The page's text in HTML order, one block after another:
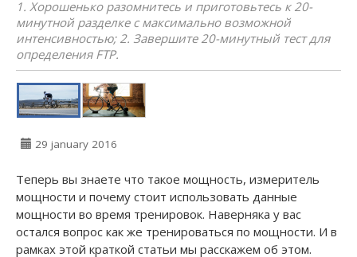
1. Хорошенько разомнитесь и приготовьтесь к 20-
минутной разделке с максимально возможной
интенсивностью; 2. Завершите 20-минутный тест для
определения FTP.
29 january 2016
Теперь вы знаете что такое мощность, измеритель
мощности и почему стоит использовать данные
мощности во время тренировок. Наверняка у вас
остался вопрос как же тренироваться по мощности. И в
рамках этой краткой статьи мы расскажем об этом.